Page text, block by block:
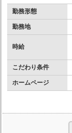
勤務形態
勤務地
時給
こだわり条件
ホームページ